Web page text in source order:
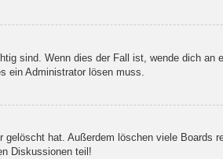
sind. Wenn dies der Fall ist, wende dich
ein Administrator lösen muss.
hat. Außerdem löschen viele Boards
Diskussionen teil!